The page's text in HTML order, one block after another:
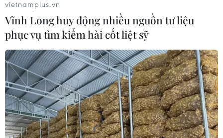
Hơn 100 người thiệt mạng trong mùa
mưa khốc liệt ở Ấn Độ
05/08/2026 09:39
Trung Quốc phóng thành công hai
vệ tinh siêu phổ Đông Phương Huệ
Nhãn
05/08/2026 07:16
vietnamplus.vn
Vĩnh Long huy động nhiều nguồn tư liệu
phục vụ tìm kiếm hài cốt liệt sỹ